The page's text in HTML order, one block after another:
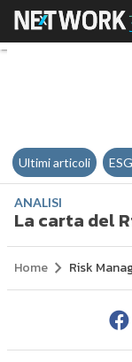
Ultimi articoli
ANALISI
La carta del
Home Risk